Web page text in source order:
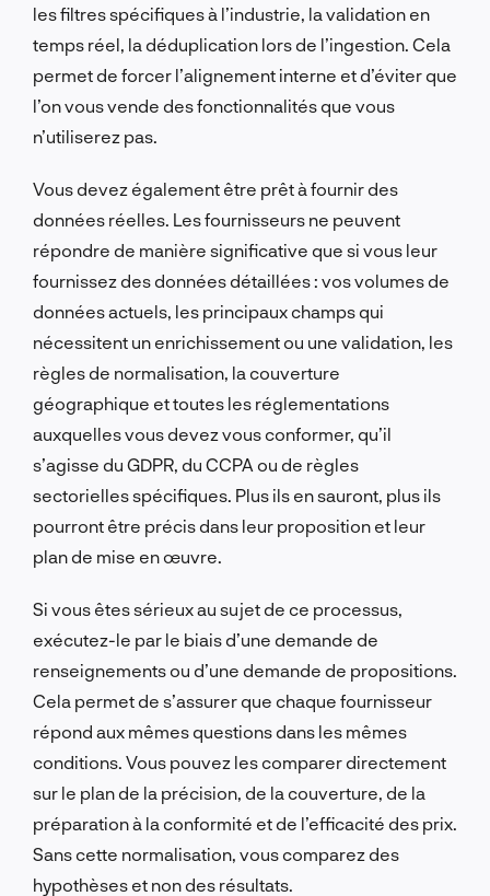
les filtres spécifiques à l’industrie, la validation en
temps réel, la déduplication lors de l’ingestion. Cela
permet de forcer l’alignement interne et d’éviter que
l’on vous vende des fonctionnalités que vous
n’utiliserez pas.
Vous devez également être prêt à fournir des
données réelles. Les fournisseurs ne peuvent
répondre de manière significative que si vous leur
fournissez des données détaillées : vos volumes de
données actuels, les principaux champs qui
nécessitent un enrichissement ou une validation, les
règles de normalisation, la couverture
géographique et toutes les réglementations
auxquelles vous devez vous conformer, qu’il
s’agisse du GDPR, du CCPA ou de règles
sectorielles spécifiques. Plus ils en sauront, plus ils
pourront être précis dans leur proposition et leur
plan de mise en œuvre.
Si vous êtes sérieux au sujet de ce processus,
exécutez-le par le biais d’une demande de
renseignements ou d’une demande de propositions.
Cela permet de s’assurer que chaque fournisseur
répond aux mêmes questions dans les mêmes
conditions. Vous pouvez les comparer directement
sur le plan de la précision, de la couverture, de la
préparation à la conformité et de l’efficacité des prix.
Sans cette normalisation, vous comparez des
hypothèses et non des résultats.